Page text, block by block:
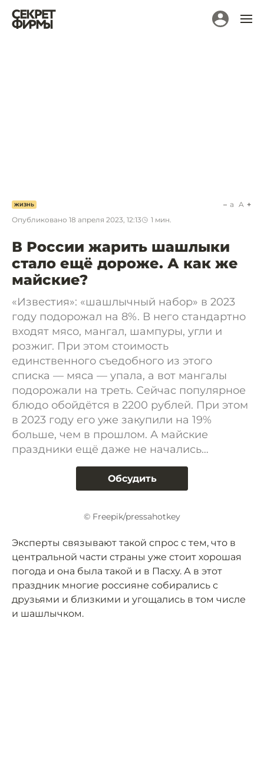
ЖИЗНЬ
Опубликовано 18 апреля 2023, 12:13 1 мин.
a A
В России жарить шашлыки
стало ещё дороже. А как же
майские?
«Известия»: «шашлычный набор» в 2023
году подорожал на 8%. В него стандартно
входят мясо, мангал, шампуры, угли и
розжиг. При этом стоимость
единственного съедобного из этого
списка — мяса — упала, а вот мангалы
подорожали на треть. Сейчас популярное
блюдо обойдётся в 2200 рублей. При этом
в 2023 году его уже закупили на 19%
больше, чем в прошлом. А майские
праздники ещё даже не начались…
Обсудить
© Freepik/pressahotkey
Эксперты связывают такой спрос с тем, что в
центральной части страны уже стоит хорошая
погода и она была такой и в Пасху. А в этот
праздник многие россияне собирались с
друзьями и близкими и угощались в том числе
и шашлычком.